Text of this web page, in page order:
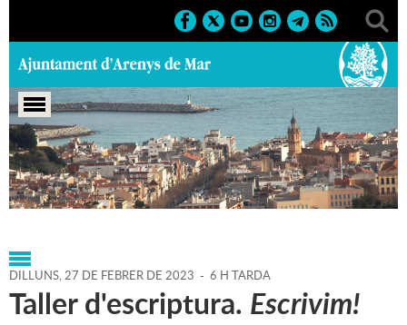
Portada > Agenda > 27-02-
2023 > Marcs > Culturals > 2023 > Activitats literàries
DILLUNS,27 DE FEBRER DE 2023 - 6 H TARDA
Taller d'escriptura. Escrivim!